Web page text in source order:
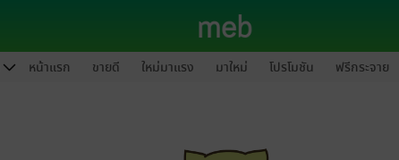
หน้าแรก ขายดี ใหม่มาแรง มาใหม่ โปรโมชัน ฟรีกระจาย